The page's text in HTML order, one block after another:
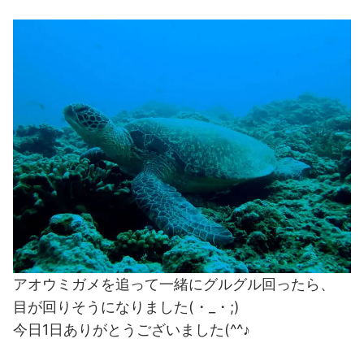
アオウミガメを追って一緒にグルグル回ったら、
目が回りそうになりました(・_・;)
今日1日ありがとうございました(^^♪